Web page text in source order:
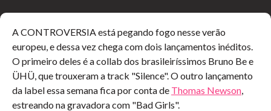
A CONTROVERSIA está pegando fogo nesse verão
europeu, e dessa vez chega com dois lançamentos inéditos.
O primeiro deles é a collab dos brasileiríssimos Bruno Be e
ÜHÜ, que trouxeram a track "Silence". O outro lançamento
da label essa semana fica por conta de Thomas Newson,
estreando na gravadora com "Bad Girls".